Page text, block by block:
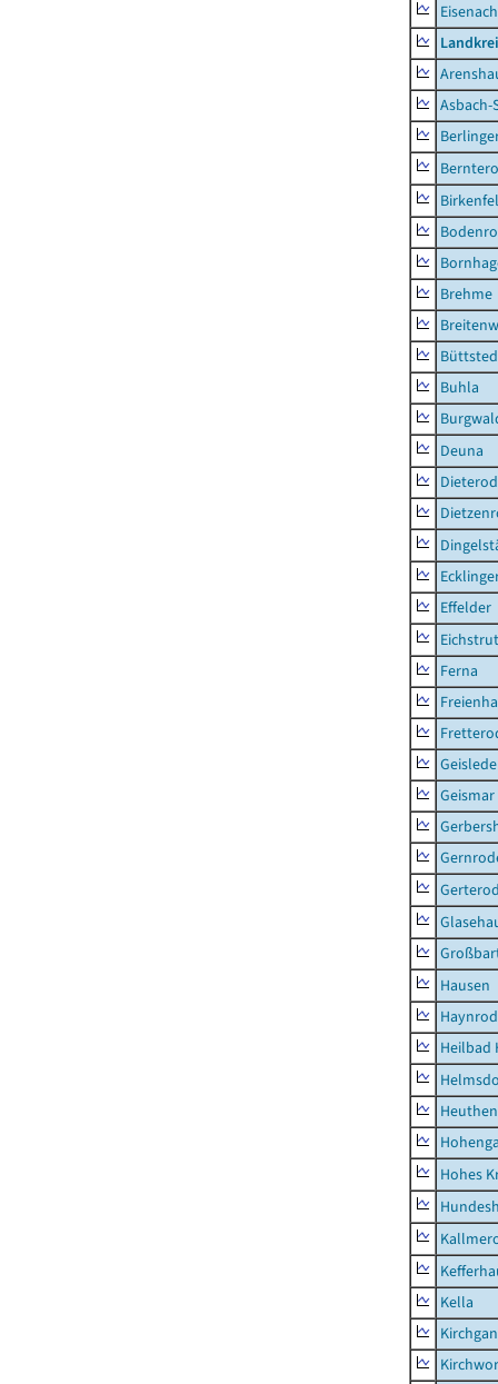
Asbach-
Brehme
Buhla
Deuna
Effelder
Ferna
Geismar
Hausen
Heilbad
Heuthen
Hohes
Kella